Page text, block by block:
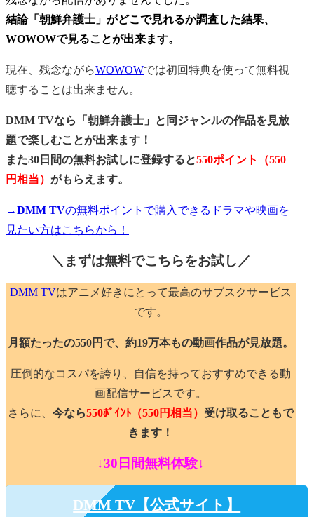
結論「朝鮮弁護士」がどこで見れるか調査した結果、
WOWOWで見ることが出来ます。
現在、残念ながらWOWOWでは初回特典を使って無料視
聴することは出来ません。
DMM TVなら「朝鮮弁護士」と同ジャンルの作品を見放
題で楽しむことが出来ます！
また30日間の無料お試しに登録すると550ポイント（550
円相当） がもらえます。
→DMM TVの無料ポイントで購入できるドラマや映画を
見たい方はこちらから！
＼まずは無料でこちらをお試し／
DMM TVはアニメ好きにとって最高のサブスクサービス
です。
月額たったの550円で、約19万本もの動画作品が見放題。
圧倒的なコスパを誇り、自信を持っておすすめできる動
画配信サービスです。
さらに、今なら550ﾎﾟｲﾝﾄ （550円相当） 受け取ることもで
きます！
↓30日間無料体験↓
DMM TV【公式サイト】